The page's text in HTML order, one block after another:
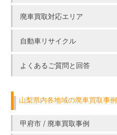
廃車買取対応エリア
自動車リサイクル
よくあるご質問と回答
山梨県内各地域の廃車買取事例
甲府市 / 廃車買取事例